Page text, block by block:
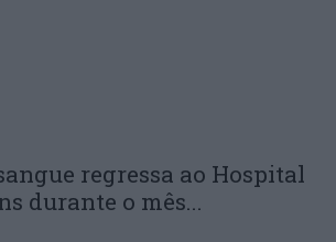
regressa ao Hospital
durante o mês...